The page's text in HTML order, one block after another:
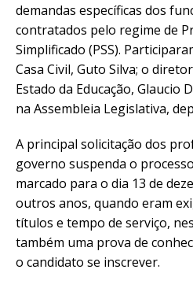
demandas específicas dos
contratados pelo regime de
Simplificado (PSS).
Casa Civil, Guto Silva; o
Estado da Educação, Glaucio
na Assembleia Legislativa,
A principal solicitação dos
governo suspenda o
marcado para o dia 13 de
outros anos, quando eram
títulos e tempo de serviço,
também uma prova de
o candidato se inscrever.